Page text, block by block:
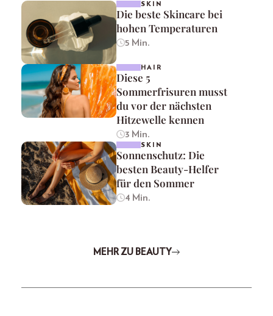
SKIN
Die beste Skincare bei
hohen Temperaturen
5 Min.
HAIR
Diese 5
Sommerfrisuren musst
du vor der nächsten
Hitzewelle kennen
3 Min.
SKIN
Sonnenschutz: Die
besten Beauty-Helfer
für den Sommer
4 Min.
MEHR ZU BEAUTY